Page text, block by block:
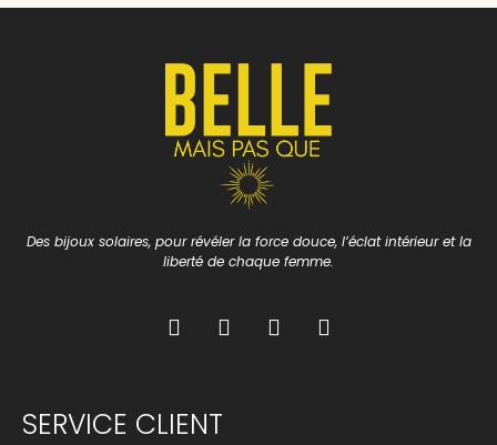
Des bijoux solaires, pour révéler la force douce, l’éclat intérieur et la
liberté de chaque femme.
SERVICE CLIENT